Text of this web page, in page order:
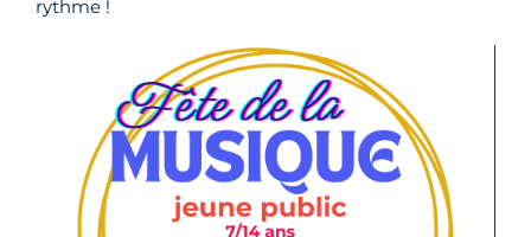
rythme !